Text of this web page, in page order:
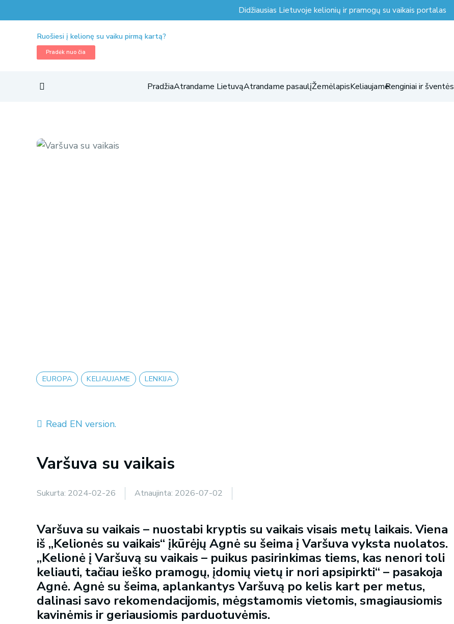
Didžiausias Lietuvoje kelionių ir pramogų su vaikais portalas
Ruošiesi į kelionę su vaiku pirmą kartą?
Pradėk nuo čia
PradžiaAtrandame LietuvąAtrandame pasaulįŽemėlapisKeliaujameRenginiai ir šventės
EUROPA KELIAUJAME LENKIJA
Read EN version.
Varšuva su vaikais
Sukurta: 2024-02-26 Atnaujinta: 2026-07-02
Varšuva su vaikais – nuostabi kryptis su vaikais visais metų laikais. Viena
iš „Kelionės su vaikais“ įkūrėjų Agnė su šeima į Varšuva vyksta nuolatos.
„Kelionė į Varšuvą su vaikais – puikus pasirinkimas tiems, kas nenori toli
keliauti, tačiau ieško pramogų, įdomių vietų ir nori apsipirkti“ – pasakoja
Agnė. Agnė su šeima, aplankantys Varšuvą po kelis kart per metus,
dalinasi savo rekomendacijomis, mėgstamomis vietomis, smagiausiomis
kavinėmis ir geriausiomis parduotuvėmis.